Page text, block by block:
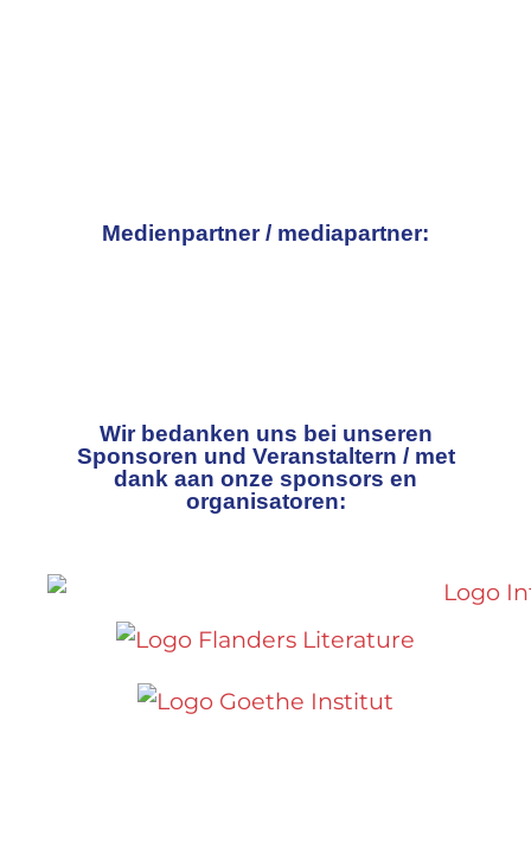
Medienpartner / mediapartner:
Wir bedanken uns bei unseren
Sponsoren und Veranstaltern / met
dank aan onze sponsors en
organisatoren: